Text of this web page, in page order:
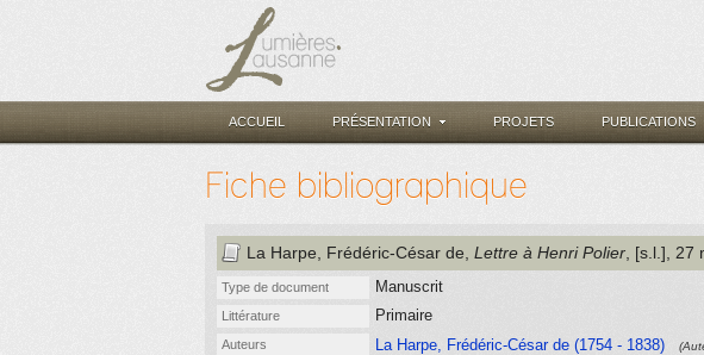
ACCUEIL PRÉSENTATION PROJETS PUBLICATIONS
Fiche bibliographique
La Harpe, Frédéric-César de Lettre à Henri Polier , [s.l.] ,
Type de document Manuscrit
Littérature Primaire
Auteurs La Harpe, Frédéric-César de (1754 - 1838)